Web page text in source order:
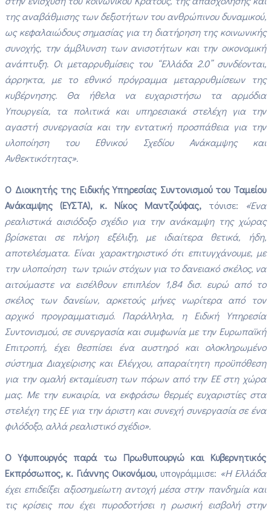
της αναβάθμισης των δεξιοτήτων του ανθρώπινου δυναμικού,
ως κεφαλαιώδους σημασίας για τη διατήρηση της κοινωνικής
συνοχής, την άμβλυνση των ανισοτήτων και την οικονομική
ανάπτυξη. Οι μεταρρυθμίσεις του “Ελλάδα 2.0” συνδέονται,
άρρηκτα, με το εθνικό πρόγραμμα μεταρρυθμίσεων της
κυβέρνησης. Θα ήθελα να ευχαριστήσω τα αρμόδια
Υπουργεία, τα πολιτικά και υπηρεσιακά στελέχη για την
αγαστή συνεργασία και την εντατική προσπάθεια για την
υλοποίηση του Εθνικού Σχεδίου Ανάκαμψης και
Ανθεκτικότητας».
Ο Διοικητής της Ειδικής Υπηρεσίας Συντονισμού του Ταμείου
Ανάκαμψης (ΕΥΣΤΑ), κ. Νίκος Μαντζούφας, τόνισε: «Ένα
ρεαλιστικά αισιόδοξο σχέδιο για την ανάκαμψη της χώρας
βρίσκεται σε πλήρη εξέλιξη, με ιδιαίτερα θετικά, ήδη,
αποτελέσματα. Είναι χαρακτηριστικό ότι επιτυγχάνουμε, με
την υλοποίηση των τριών στόχων για το δανειακό σκέλος, να
αιτούμαστε να εισέλθουν επιπλέον 1,84 δισ. ευρώ από το
σκέλος των δανείων, αρκετούς μήνες νωρίτερα από τον
αρχικό προγραμματισμό. Παράλληλα, η Ειδική Υπηρεσία
Συντονισμού, σε συνεργασία και συμφωνία με την Ευρωπαϊκή
Επιτροπή, έχει θεσπίσει ένα αυστηρό και ολοκληρωμένο
σύστημα Διαχείρισης και Ελέγχου, απαραίτητη προϋπόθεση
για την ομαλή εκταμίευση των πόρων από την ΕΕ στη χώρα
μας. Με την ευκαιρία, να εκφράσω θερμές ευχαριστίες στα
στελέχη της ΕΕ για την άριστη και συνεχή συνεργασία σε ένα
φιλόδοξο, αλλά ρεαλιστικό σχέδιο».
Ο Υφυπουργός παρά τω Πρωθυπουργώ και Κυβερνητικός
Εκπρόσωπος, κ. Γιάννης Οικονόμου, υπογράμμισε: «Η Ελλάδα
έχει επιδείξει αξιοσημείωτη αντοχή μέσα στην πανδημία και
τις κρίσεις που έχει πυροδοτήσει η ρωσική εισβολή στην